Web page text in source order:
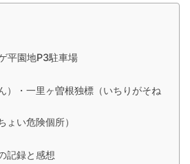
平園地P3駐車場
）・一里ヶ曽根独標（いちりがそね
ょい危険個所）
記録と感想